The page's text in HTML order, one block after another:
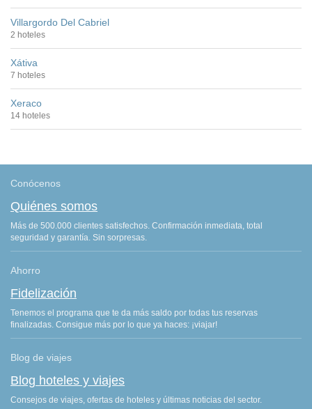
Villargordo Del Cabriel
2 hoteles
Xátiva
7 hoteles
Xeraco
14 hoteles
Conócenos
Quiénes somos
Más de 500.000 clientes satisfechos. Confirmación inmediata, total
seguridad y garantía. Sin sorpresas.
Ahorro
Fidelización
Tenemos el programa que te da más saldo por todas tus reservas
finalizadas. Consigue más por lo que ya haces: ¡viajar!
Blog de viajes
Blog hoteles y viajes
Consejos de viajes, ofertas de hoteles y últimas noticias del sector.